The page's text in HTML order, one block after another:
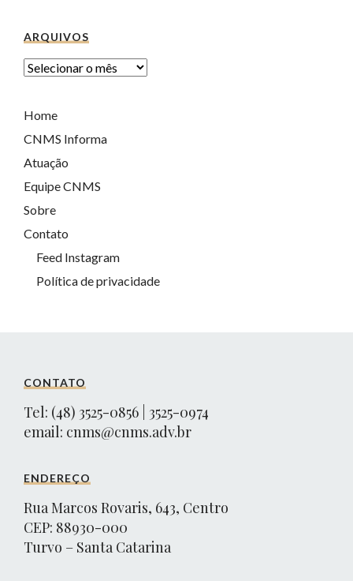
ARQUIVOS
Home
CNMS Informa
Atuação
Equipe CNMS
Sobre
Contato
Feed Instagram
Política de privacidade
CONTATO
Tel: (48) 3525-0856 | 3525-0974
email: cnms@cnms.adv.br
ENDEREÇO
Rua Marcos Rovaris, 643, Centro
CEP: 88930-000
Turvo – Santa Catarina